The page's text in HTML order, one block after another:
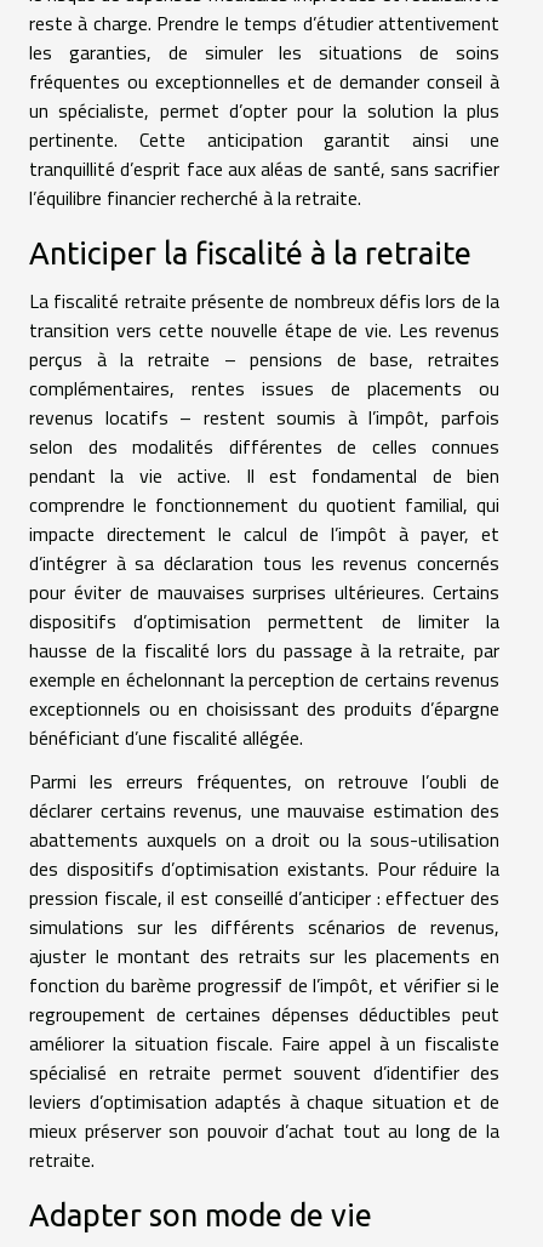
reste à charge. Prendre le temps d’étudier attentivement
les garanties, de simuler les situations de soins
fréquentes ou exceptionnelles et de demander conseil à
un spécialiste, permet d’opter pour la solution la plus
pertinente. Cette anticipation garantit ainsi une
tranquillité d’esprit face aux aléas de santé, sans sacrifier
l’équilibre financier recherché à la retraite.
Anticiper la fiscalité à la retraite
La fiscalité retraite présente de nombreux défis lors de la
transition vers cette nouvelle étape de vie. Les revenus
perçus à la retraite – pensions de base, retraites
complémentaires, rentes issues de placements ou
revenus locatifs – restent soumis à l’impôt, parfois
selon des modalités différentes de celles connues
pendant la vie active. Il est fondamental de bien
comprendre le fonctionnement du quotient familial, qui
impacte directement le calcul de l’impôt à payer, et
d’intégrer à sa déclaration tous les revenus concernés
pour éviter de mauvaises surprises ultérieures. Certains
dispositifs d’optimisation permettent de limiter la
hausse de la fiscalité lors du passage à la retraite, par
exemple en échelonnant la perception de certains revenus
exceptionnels ou en choisissant des produits d’épargne
bénéficiant d’une fiscalité allégée.
Parmi les erreurs fréquentes, on retrouve l’oubli de
déclarer certains revenus, une mauvaise estimation des
abattements auxquels on a droit ou la sous-utilisation
des dispositifs d’optimisation existants. Pour réduire la
pression fiscale, il est conseillé d’anticiper : effectuer des
simulations sur les différents scénarios de revenus,
ajuster le montant des retraits sur les placements en
fonction du barème progressif de l’impôt, et vérifier si le
regroupement de certaines dépenses déductibles peut
améliorer la situation fiscale. Faire appel à un fiscaliste
spécialisé en retraite permet souvent d’identifier des
leviers d’optimisation adaptés à chaque situation et de
mieux préserver son pouvoir d’achat tout au long de la
retraite.
Adapter son mode de vie